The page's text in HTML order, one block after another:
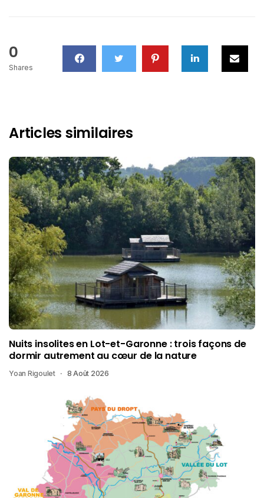
0
Shares
Articles similaires
Nuits insolites en Lot-et-Garonne : trois façons de
dormir autrement au cœur de la nature
Yoan Rigoulet 8 Août 2026